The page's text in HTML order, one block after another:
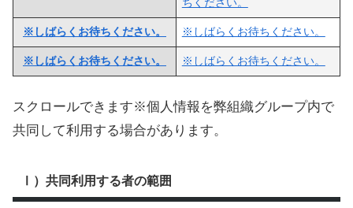
ちください。
※しばらくお待ちください。 ※しばらくお待ちください。
※しばらくお待ちください。 ※しばらくお待ちください。
スクロールできます※個人情報を弊組織グループ内で
共同して利用する場合があります。
Ⅰ）共同利用する者の範囲